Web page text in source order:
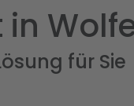
für Sie